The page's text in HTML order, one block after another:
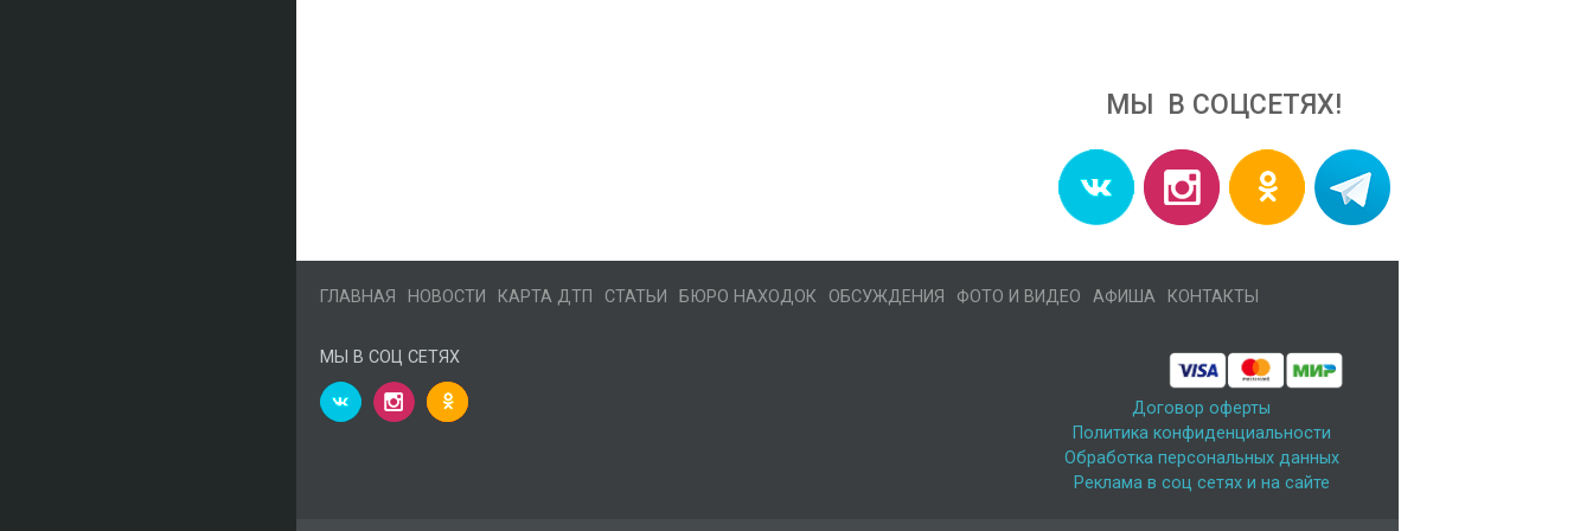
МЫ В СОЦСЕТЯХ!
ГЛАВНАЯ НОВОСТИ КАРТА ДТП СТАТЬИ БЮРО НАХОДОК ОБСУЖДЕНИЯ ФОТО И ВИДЕО АФИША КОНТАКТЫ
МЫ В СОЦ СЕТЯХ
Договор оферты
Политика конфиденциальности
Обработка персональных данных
Реклама в соц сетях и на сайте